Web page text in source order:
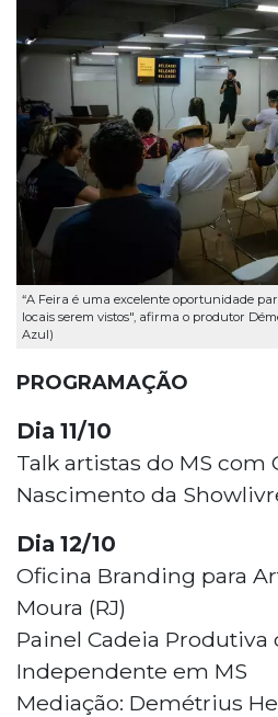
“A Feira é uma excelente oportunidade
locais serem vistos", afirma o produtor
Azul)
PROGRAMAÇÃO
Dia 11/10
Talk artistas do MS com
Nascimento da
Dia 12/10
Oficina Branding para
Moura (RJ)
Painel Cadeia Produtiva
Independente em MS
Mediação: Demétrius